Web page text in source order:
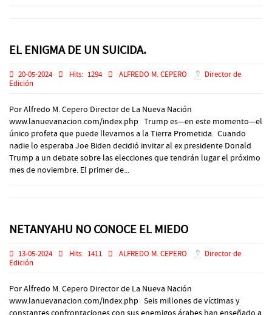
EL ENIGMA DE UN SUICIDA.
20-05-2024 Hits: 1294 ALFREDO M. CEPERO
Director de
Edición
Por Alfredo M. Cepero Director de La Nueva Nación
www.lanuevanacion.com/index.php Trump es—en este momento—el
único profeta que puede llevarnos a la Tierra Prometida. Cuando
nadie lo esperaba Joe Biden decidió invitar al ex presidente Donald
Trump a un debate sobre las elecciones que tendrán lugar el próximo
mes de noviembre. El primer de...
NETANYAHU NO CONOCE EL MIEDO
13-05-2024 Hits: 1411 ALFREDO M. CEPERO
Director de
Edición
Por Alfredo M. Cepero Director de La Nueva Nación
www.lanuevanacion.com/index.php Seis millones de víctimas y
constantes confrontaciones con sus enemigos árabes han enseñado a